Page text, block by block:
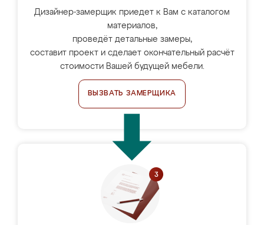
Дизайнер-замерщик приедет к Вам с каталогом
материалов,
проведёт детальные замеры,
составит проект и сделает окончательный расчёт
стоимости Вашей будущей мебели.
ВЫЗВАТЬ ЗАМЕРЩИКА